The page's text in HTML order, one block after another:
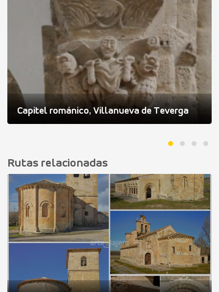
Capitel románico, Villanueva de Teverga
Rutas relacionadas